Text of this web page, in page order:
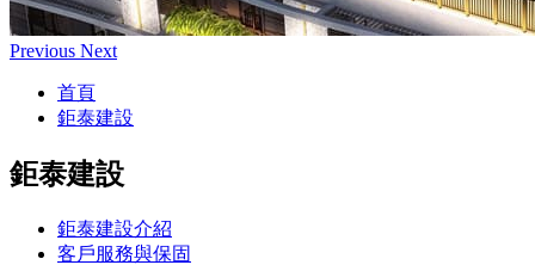
Previous Next
首頁
鉅泰建設
鉅泰建設
鉅泰建設介紹
客戶服務與保固